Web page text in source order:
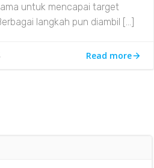
untuk mencapai target
langkah pun diambil […]
Read more